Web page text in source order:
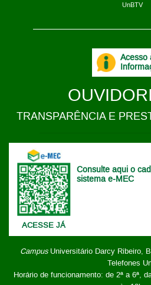
UnBTV
ACESSE JÁ
Consulte aqui o
sistema e-MEC
CampusUniversitário Darcy Ribeiro,
Telefones
Horário de funcionamento: de 2ª a 6ª,
Acesso
TRANSPARÊNCIA E